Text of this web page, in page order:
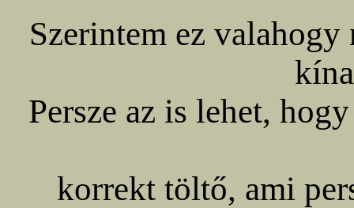
Szerintem ez
Persze az is lehet,
korrekt töltő, ami